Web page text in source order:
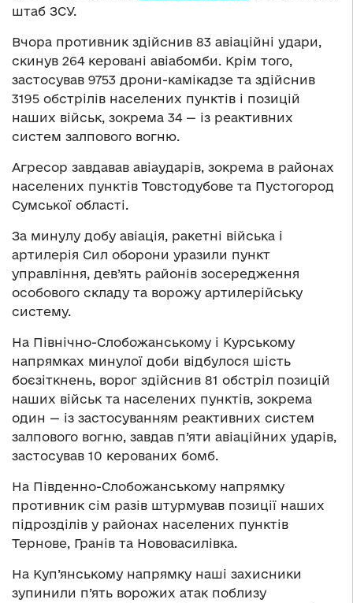
штаб ЗСУ.
Вчора противник здійснив 83 авіаційні удари,
скинув 264 керовані авіабомби. Крім того,
застосував 9753 дрони-камікадзе та здійснив
3195 обстрілів населених пунктів і позицій
наших військ, зокрема 34 — із реактивних
систем залпового вогню.
Агресор завдавав авіаударів, зокрема в районах
населених пунктів Товстодубове та Пустогород
Сумської області.
За минулу добу авіація, ракетні війська і
артилерія Сил оборони уразили пункт
управління, дев’ять районів зосередження
особового складу та ворожу артилерійську
систему.
На Північно-Слобожанському і Курському
напрямках минулої доби відбулося шість
боєзіткнень, ворог здійснив 81 обстріл позицій
наших військ та населених пунктів, зокрема
один — із застосуванням реактивних систем
залпового вогню, завдав п’яти авіаційних ударів,
застосував 10 керованих бомб.
На Південно-Слобожанському напрямку
противник сім разів штурмував позиції наших
підрозділів у районах населених пунктів
Тернове, Гранів та Нововасилівка.
На Куп’янському напрямку наші захисники
зупинили п’ять ворожих атак поблизу